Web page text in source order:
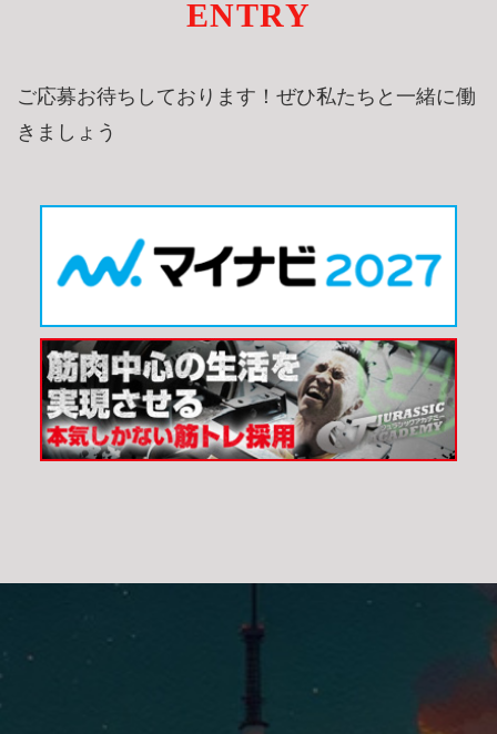
ENTRY
ご応募お待ちしております！ぜひ私たちと一緒に働
きましょう